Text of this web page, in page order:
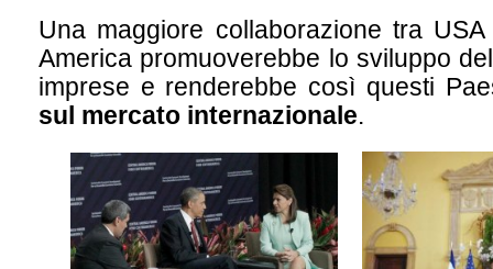
Una maggiore collaborazione tra
America promuoverebbe lo sviluppo
imprese e renderebbe così questi
sul mercato internazionale.